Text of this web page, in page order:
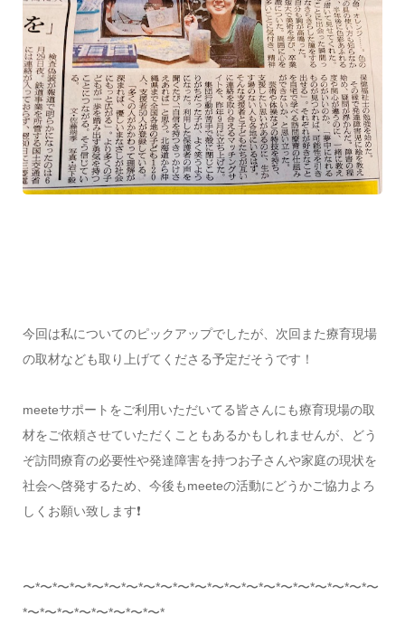
今回は私についてのピックアップでしたが、次回また療育現場
の取材なども取り上げてくださる予定だそうです！
meeteサポートをご利用いただいてる皆さんにも療育現場の取
材をご依頼させていただくこともあるかもしれませんが、どう
ぞ訪問療育の必要性や発達障害を持つお子さんや家庭の現状を
社会へ啓発するため、今後もmeeteの活動にどうかご協力よろ
しくお願い致します❗️
〜*〜*〜*〜*〜*〜*〜*〜*〜*〜*〜*〜*〜*〜*〜*〜*〜*〜*〜*〜*〜
*〜*〜*〜*〜*〜*〜*〜*〜*